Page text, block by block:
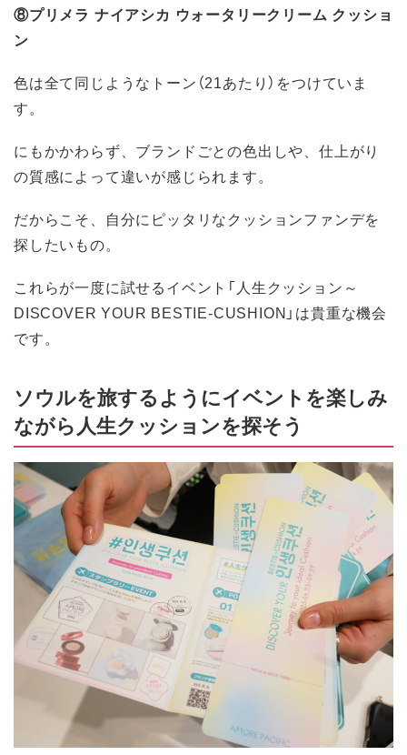
⑧プリメラ ナイアシカ ウォータリークリーム クッショ
ン
色は全て同じようなトーン（21あたり）をつけていま
す。
にもかかわらず、ブランドごとの色出しや、仕上がり
の質感によって違いが感じられます。
だからこそ、自分にピッタリなクッションファンデを
探したいもの。
これらが一度に試せるイベント「人生クッション～
DISCOVER YOUR BESTIE-CUSHION」は貴重な機会
です。
ソウルを旅するようにイベントを楽しみ
ながら人生クッションを探そう